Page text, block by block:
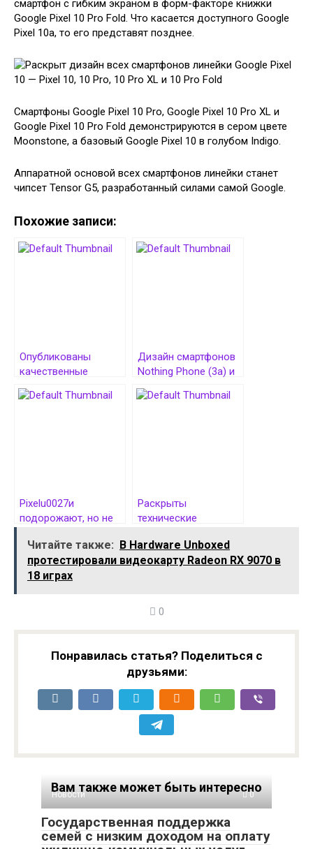
смартфон с гибким экраном в форм-факторе книжки
Google Pixel 10 Pro Fold. Что касается доступного Google
Pixel 10a, то его представят позднее.
Смартфоны Google Pixel 10 Pro, Google Pixel 10 Pro XL и
Google Pixel 10 Pro Fold демонстрируются в сером цвете
Moonstone, а базовый Google Pixel 10 в голубом Indigo.
Аппаратной основой всех смартфонов линейки станет
чипсет Tensor G5, разработанный силами самой Google.
Похожие записи:
Опубликованы
качественные
рендеры Google Pixel
10, Pixel 10 Pro и Pixel
Дизайн смартфонов
Nothing Phone (3a) и
Nothing Phone (3a)
Pro полностью
Pixelu0027и
подорожают, но не
раскрыл стоимость
смартфонов линейки
Google Pixel 10
Раскрыты
технические
Google Pixel 10 Pro и
Pixel 10 Pro XL
Читайте также: В Hardware Unboxed
протестировали видеокарту Radeon RX 9070 в
18 играх
0
Понравилась статья? Поделиться с
друзьями:
Вам также может быть интересно
Новости 0
Государственная поддержка
семей с низким доходом на оплату